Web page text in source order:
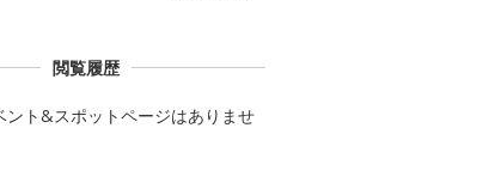
閲覧履歴
ント&スポットページはありませ